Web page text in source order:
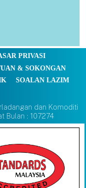
PRIVASI
& SOKONGAN
SOALAN LAZIM
dan Komoditi
Bulan : 107274